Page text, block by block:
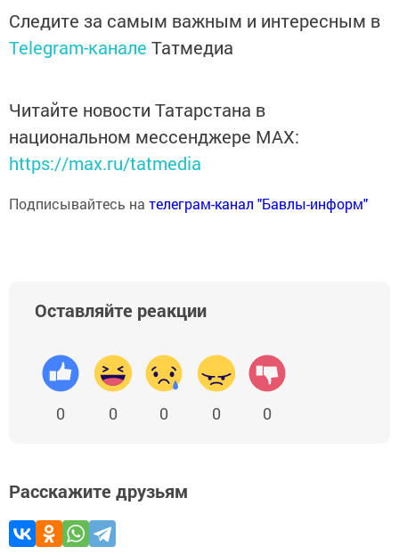
Следите за самым важным и интересным в
Telegram-канале Татмедиа
Читайте новости Татарстана в
национальном мессенджере MАХ:
https://max.ru/tatmedia
Подписывайтесь на телеграм-канал "Бавлы-информ"
Оставляйте реакции
0 0 0 0 0
Расскажите друзьям